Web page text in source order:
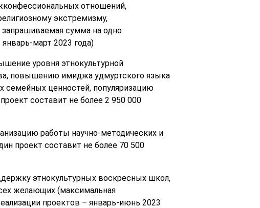
отношений,
экстремизму,
запрашиваемая сумма на одно
март 2023 года)
уровня этнокультурной
повышению имиджа удмуртского языка
семейных ценностей, популяризацию
составит не более 2 950 000
работы научно-методических и
проект составит не более 70 500
этнокультурных воскресных школ,
желающих (максимальная
проектов – январь-июнь 2023